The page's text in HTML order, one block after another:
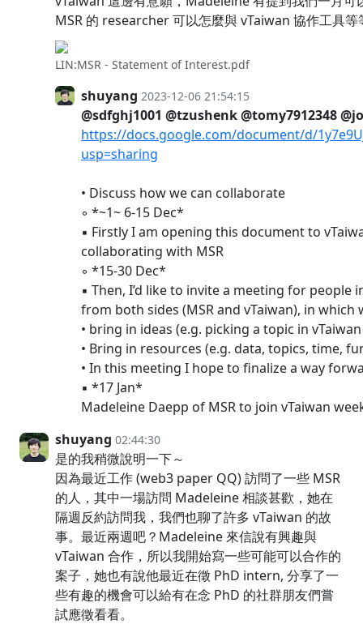
MSR 的 researcher 可以怎麼與 vTaiwan 協作工具等
LIN:MSR - Statement of Interest.pdf
shuyang 2023-12-06 21:54:15
@sdfghj1001 @tzushenk@tomy7912348
https://docs.google.com/document/d/
usp=sharing
• Discuss how we can collaborate
◦ *~1~ 6-15 Dec*
▪︎ Firstly I am opening this document to
collaborating with MSR
◦ *15-30 Dec*
▪︎ Then, I’d like to invite a meeting for
from both sides (MSR and vTaiwan), in which
• bring in ideas (e.g. picking a topic in
• Bring in resources (e.g. data, topics, time,
• In this meeting I hope to finalize a way
▪︎ *17 Jan*
Madeleine Daepp of MSR to join vTaiwan
shuyang 02:44:30
是的我稍微說明一下～
因為最近工作 (web3 paper QQ) 訪問了一些 MSR
的人，其中一場訪問 Madeleine 相談甚歡，她在
隔週反約訪問我，我們也聊了許多 vTaiwan 的故
事。最近兩週吧？Madeleine 來信說有興趣與
vTaiwan 合作，所以我開始寫一些可能可以合作的
案子，她也有說他最近在徵 PhD intern, 分享了一
些有趣的機會可以給有在念 PhD 的社群朋友們嘗
試應徵看看。